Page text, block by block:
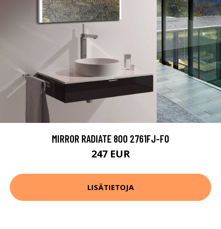
MIRROR RADIATE 800 2761FJ-FO
247 EUR
LISÄTIETOJA